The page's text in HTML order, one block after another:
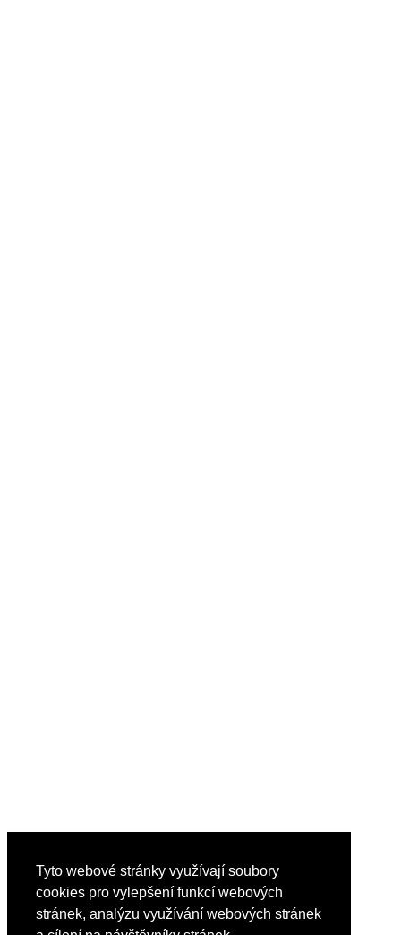
Tyto webové stránky využívají soubory
cookies pro vylepšení funkcí webových
stránek, analýzu využívání webových stránek